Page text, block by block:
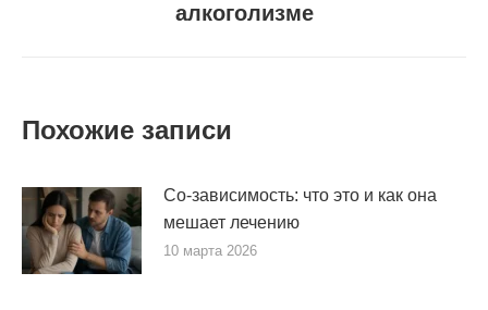
запись:
алкоголизме
Похожие записи
Со-зависимость: что это и как она
мешает лечению
10 марта 2026